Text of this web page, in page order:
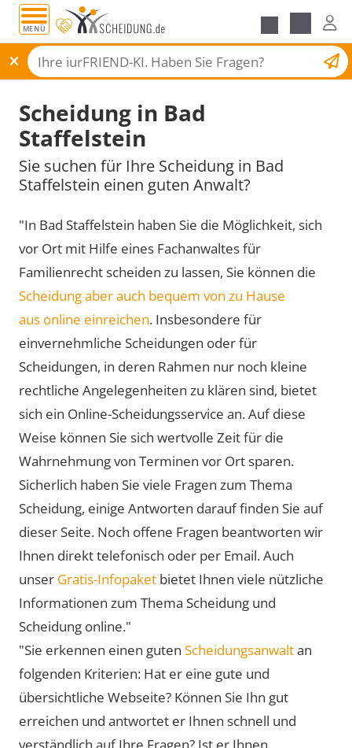
MENÜ
Scheidungsantrag
Scheidung in Bad
Staffelstein
Sie suchen für Ihre Scheidung in Bad
Staffelstein einen guten Anwalt?
"In Bad Staffelstein haben Sie die Möglichkeit, sich
vor Ort mit Hilfe eines Fachanwaltes für
Familienrecht scheiden zu lassen, Sie können die
Scheidung aber auch bequem von zu Hause
aus online einreichen. Insbesondere für
einvernehmliche Scheidungen oder für
Scheidungen, in deren Rahmen nur noch kleine
rechtliche Angelegenheiten zu klären sind, bietet
sich ein Online-Scheidungsservice an. Auf diese
Weise können Sie sich wertvolle Zeit für die
Wahrnehmung von Terminen vor Ort sparen.
Sicherlich haben Sie viele Fragen zum Thema
Scheidung, einige Antworten darauf finden Sie auf
dieser Seite. Noch offene Fragen beantworten wir
Ihnen direkt telefonisch oder per Email. Auch
unser Gratis-Infopaket bietet Ihnen viele nützliche
Informationen zum Thema Scheidung und
Scheidung online."
"Sie erkennen einen guten Scheidungsanwaltan
folgenden Kriterien: Hat er eine gute und
übersichtliche Webseite? Können Sie Ihn gut
erreichen und antwortet er Ihnen schnell und
verständlich auf Ihre Fragen? Ist er Ihnen